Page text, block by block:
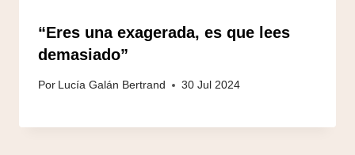
“Eres una exagerada, es que lees
demasiado”
Por Lucía Galán Bertrand 30 Jul 2024